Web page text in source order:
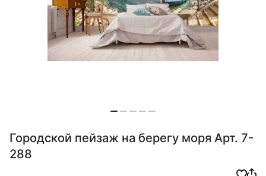
Городской пейзаж на берегу моря Арт. 7-
288